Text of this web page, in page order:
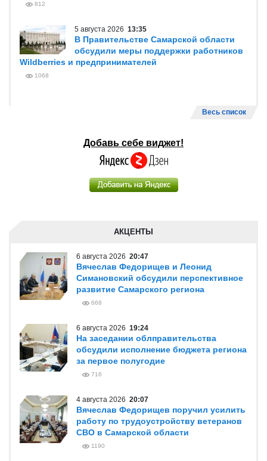
812
5 августа 2026 13:35
В Правительстве Самарской области
обсудили меры поддержки работников
Wildberries и предпринимателей
1068
Весь список
Добавь себе виджет!
АКЦЕНТЫ
6 августа 2026 20:47
Вячеслав Федорищев и Леонид
Симановский обсудили перспективное
развитие Самарского региона
668
6 августа 2026 19:24
На заседании облправительства
обсудили исполнение бюджета региона
за первое полугодие
716
4 августа 2026 20:07
Вячеслав Федорищев поручил усилить
работу по трудоустройству ветеранов
СВО в Самарской области
1190